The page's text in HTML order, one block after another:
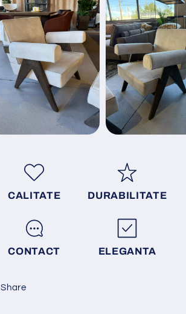
CALITATE DURABILITATE
CONTACT ELEGANTA
Share